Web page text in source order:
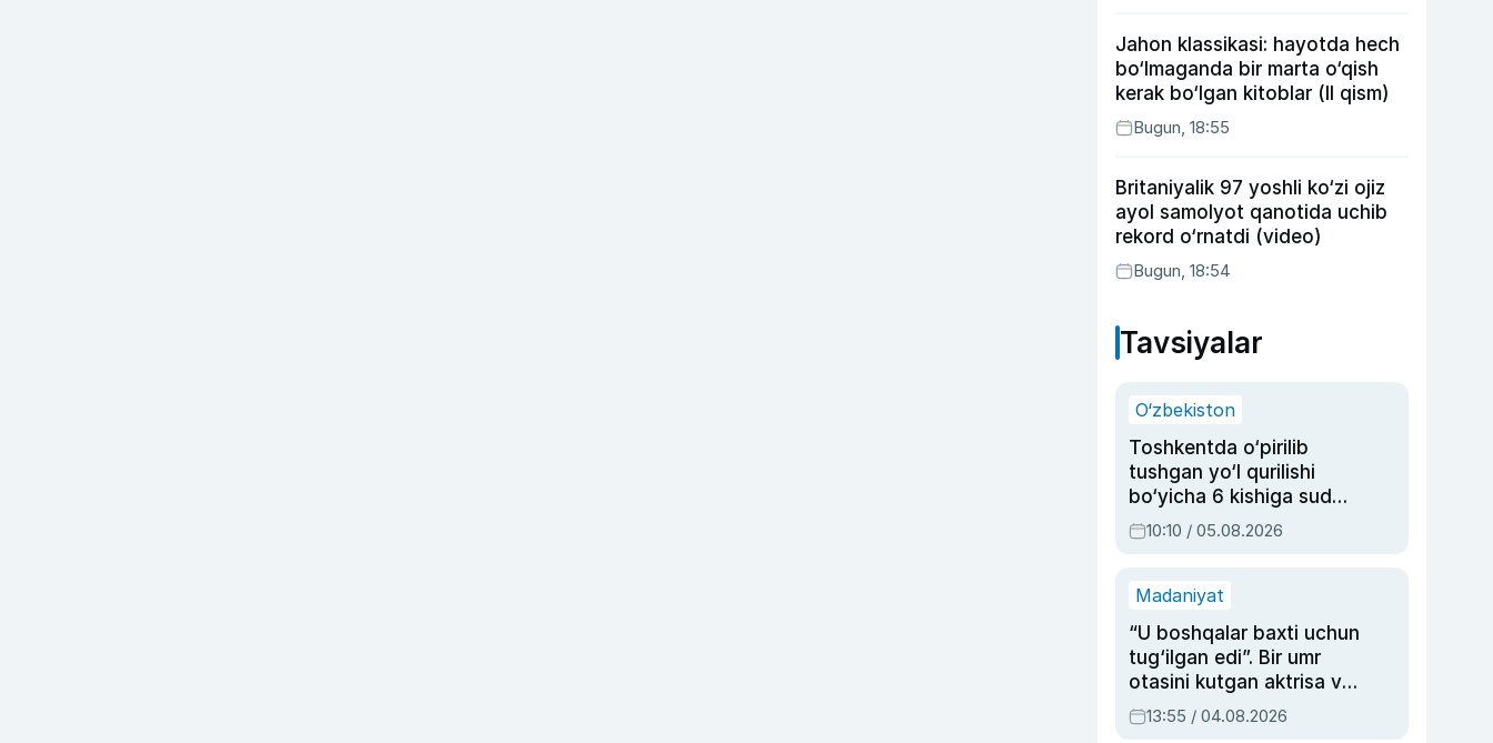
Jahon klassikasi: hayotda hech
bo‘lmaganda bir marta o‘qish
kerak bo‘lgan kitoblar (II qism)
Bugun, 18:55
Britaniyalik 97 yoshli ko‘zi ojiz
ayol samolyot qanotida uchib
rekord o‘rnatdi (video)
Bugun, 18:54
Tavsiyalar
O‘zbekiston
Toshkentda o‘pirilib
tushgan yo‘l qurilishi
bo‘yicha 6 kishiga sud
hukmi o‘qildi
10:10 / 05.08.2026
Madaniyat
“U boshqalar baxti uchun
tug‘ilgan edi”. Bir umr
otasini kutgan aktrisa va
dublyaj ustasi Rimma
Ahmedovaning
13:55 / 04.08.2026